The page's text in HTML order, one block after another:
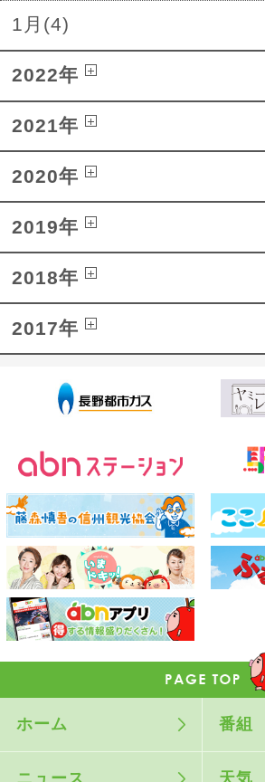
1月(4)
2022年
2021年
2020年
2019年
2018年
2017年
ホーム 番組
ニュース 天気